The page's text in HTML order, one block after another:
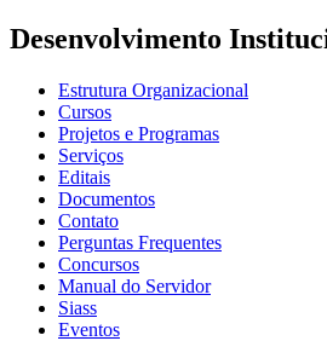
Desenvolvimento
Estrutura Organizacional
Cursos
Projetos e Programas
Serviços
Editais
Documentos
Contato
Perguntas Frequentes
Concursos
Manual do Servidor
Siass
Eventos